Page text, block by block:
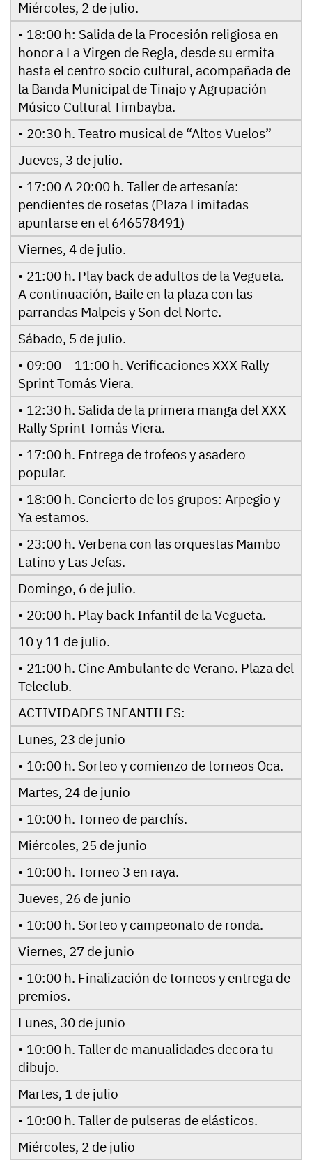
Miércoles, 2 de julio.
• 18:00 h: Salida de la Procesión religiosa en
honor a La Virgen de Regla, desde su ermita
hasta el centro socio cultural, acompañada de
la Banda Municipal de Tinajo y Agrupación
Músico Cultural Timbayba.
• 20:30 h. Teatro musical de “Altos Vuelos”
Jueves, 3 de julio.
• 17:00 A 20:00 h. Taller de artesanía:
pendientes de rosetas (Plaza Limitadas
apuntarse en el 646578491)
Viernes, 4 de julio.
• 21:00 h. Play back de adultos de la Vegueta.
A continuación, Baile en la plaza con las
parrandas Malpeis y Son del Norte.
Sábado, 5 de julio.
• 09:00 – 11:00 h. Verificaciones XXX Rally
Sprint Tomás Viera.
• 12:30 h. Salida de la primera manga del XXX
Rally Sprint Tomás Viera.
• 17:00 h. Entrega de trofeos y asadero
popular.
• 18:00 h. Concierto de los grupos: Arpegio y
Ya estamos.
• 23:00 h. Verbena con las orquestas Mambo
Latino y Las Jefas.
Domingo, 6 de julio.
• 20:00 h. Play back Infantil de la Vegueta.
10 y 11 de julio.
• 21:00 h. Cine Ambulante de Verano. Plaza del
Teleclub.
ACTIVIDADES INFANTILES:
Lunes, 23 de junio
• 10:00 h. Sorteo y comienzo de torneos Oca.
Martes, 24 de junio
• 10:00 h. Torneo de parchís.
Miércoles, 25 de junio
• 10:00 h. Torneo 3 en raya.
Jueves, 26 de junio
• 10:00 h. Sorteo y campeonato de ronda.
Viernes, 27 de junio
• 10:00 h. Finalización de torneos y entrega de
premios.
Lunes, 30 de junio
• 10:00 h. Taller de manualidades decora tu
dibujo.
Martes, 1 de julio
• 10:00 h. Taller de pulseras de elásticos.
Miércoles, 2 de julio